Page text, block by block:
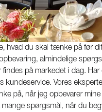
hvad du skal tænke på før
almindelige
på markedet i dag.
kundeservice. Vores
på, når jeg opbevarer
spørgsmål, når du